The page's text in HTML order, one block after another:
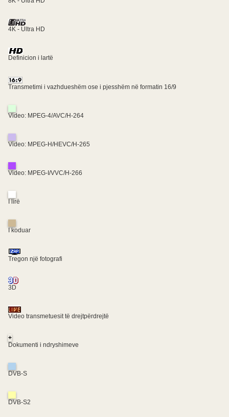
4K - Ultra HD
Definicion i lartë
Transmetimi i vazhdueshëm ose i pjesshëm në formatin 16/9
Video: MPEG-4/AVC/H-264
Video: MPEG-H/HEVC/H-265
Video: MPEG-I/VVC/H-266
I lirë
I koduar
Tregon një fotografi
3D
Video transmetuesit të drejtpërdrejtë
+
Dokumenti i ndryshimeve
DVB-S
DVB-S2